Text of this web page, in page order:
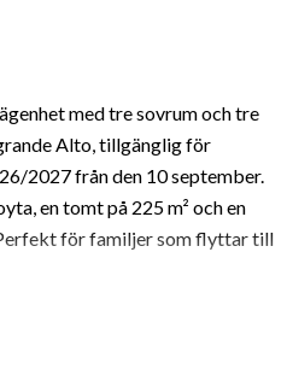
med tre sovrum och tre
Alto, tillgänglig för
2027 från den 10 september.
en tomt på 225 m² och en
för familjer som flyttar till